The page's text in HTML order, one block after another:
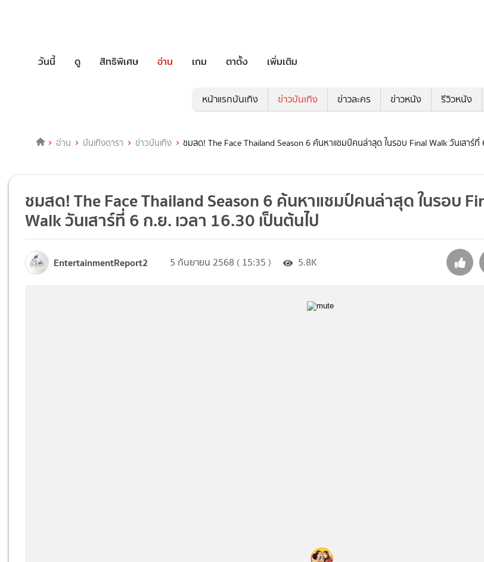
วันนี้ ดู สิทธิพิเศษ อ่าน เกม ตาตั้ง เพิ่มเติม
หน้าแรกบันเทิง ข่าวบันเทิง ข่าวละคร ข่าวหนัง รีวิวหนัง
อ่าน บันเทิงดารา ข่าวบันเทิง ชมสด! The Face Thailand Season 6 ค้นหาแชมป์คนล่าสุด ในรอบ Final Walk วันเสาร์ที่
ชมสด! The Face Thailand Season 6 ค้นหาแชมป์คนล่าสุด ในรอบ
Walk วันเสาร์ที่ 6 ก.ย. เวลา 16.30 เป็นต้นไป
EntertainmentReport2 5 กันยายน 2568 ( 15:35 ) 5.8K